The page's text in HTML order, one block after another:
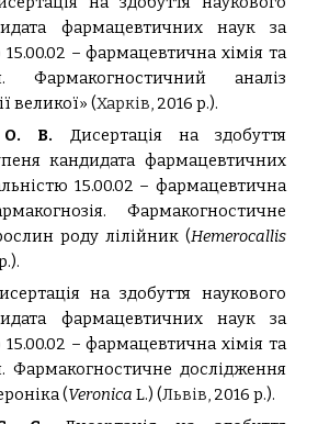
фармацевтичних наук за
15.00.02 – фармацевтична хімія та
Фармакогностичний аналіз
великої» (Харків, 2016 р.).
О. В. Дисертація на здобуття
кандидата фармацевтичних
15.00.02 – фармацевтична
Фармакогностичне
роду лілійник (Hemerocallis
на здобуття наукового
фармацевтичних наук за
15.00.02 – фармацевтична хімія та
Фармакогностичне дослідження
(Veronica L.) (Львів, 2016 р.).